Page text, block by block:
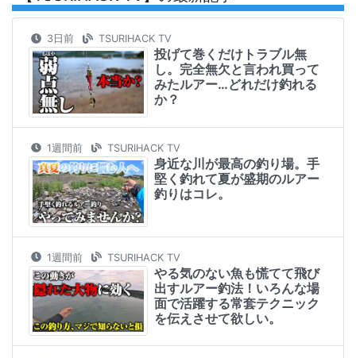
3日前 TSURIHACK TV
投げて巻くだけトラブル無
し。完全無欠と言われ買って
みたルアー…どれだけ釣れる
か？
1週間前 TSURIHACK TV
身近な川が最高の釣り場。手
堅く釣れて夏が盛期のルアー
釣りはコレ。
1週間前 TSURIHACK TV
やる気のない魚も慌てて飛び
出すルアー釣法！いろんな場
面で活躍する常套テクニック
を伝えさせて欲しい。